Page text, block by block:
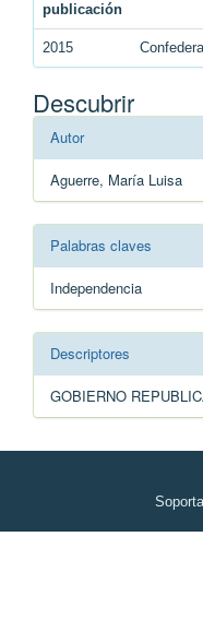
publicación
2015
Descubrir
Autor
Aguerre, María Luisa
Palabras claves
Independencia
Descriptores
GOBIERNO